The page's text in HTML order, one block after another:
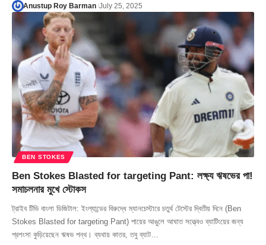
Anustup Roy Barman July 25, 2025
BEN STOKES
Ben Stokes Blasted for targeting Pant: লক্ষ্য ঋষভের পা!
সমাচলনার মুখে স্টোকস
ট্রাইব টিভি বাংলা ডিজিটাল: ইংল্যান্ডের বিরুদ্ধে ম্যানচেস্টারে চতুর্থ টেস্টের দ্বিতীয় দিনে (Ben
Stokes Blasted for targeting Pant) পায়ের আঙুলে আঘাত সত্ত্বেও ব্যাটিংয়ের জন্য
প্রশংসা কুড়িয়েছেন ঋষভ পন্থ। ব্যথায় কাতর, তবু ব্যাট…